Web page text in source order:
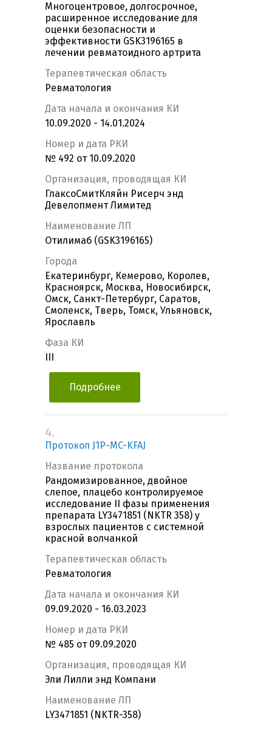
Многоцентровое, долгосрочное,
расширенное исследование для
оценки безопасности и
эффективности GSK3196165 в
лечении ревматоидного артрита
Терапевтическая область
Ревматология
Дата начала и окончания КИ
10.09.2020 - 14.01.2024
Номер и дата РКИ
№ 492 от 10.09.2020
Организация, проводящая КИ
ГлаксоСмитКляйн Рисерч энд
Девелопмент Лимитед
Наименование ЛП
Отилимаб (GSK3196165)
Города
Екатеринбург, Кемерово, Королев,
Красноярск, Москва, Новосибирск,
Омск, Санкт-Петербург, Саратов,
Смоленск, Тверь, Томск, Ульяновск,
Ярославль
Фаза КИ
Подробнее
4.
Протокол J1P-MC-KFAJ
Название протокола
Рандомизированное, двойное
слепое, плацебо контролируемое
исследование II фазы применения
препарата LY3471851 (NKTR 358) у
взрослых пациентов с системной
красной волчанкой
Терапевтическая область
Ревматология
Дата начала и окончания КИ
09.09.2020 - 16.03.2023
Номер и дата РКИ
№ 485 от 09.09.2020
Организация, проводящая КИ
Эли Лилли энд Компани
Наименование ЛП
LY3471851 (NKTR-358)